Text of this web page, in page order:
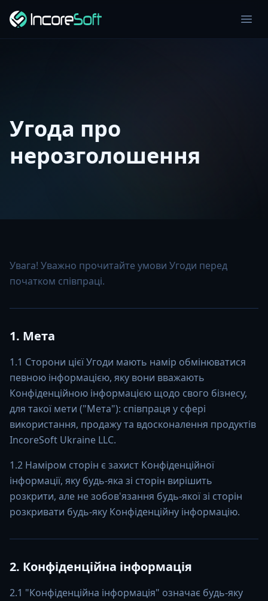
Угода про
нерозголошення
Увага! Уважно прочитайте умови Угоди перед
початком співпраці.
1. Мета
1.1 Сторони цієї Угоди мають намір обмінюватися
певною інформацією, яку вони вважають
Конфіденційною інформацією щодо свого бізнесу,
для такої мети ("Мета"): співпраця у сфері
використання, продажу та вдосконалення продуктів
IncoreSoft Ukraine LLC.
1.2 Наміром сторін є захист Конфіденційної
інформації, яку будь-яка зі сторін вирішить
розкрити, але не зобов'язання будь-якої зі сторін
розкривати будь-яку Конфіденційну інформацію.
2. Конфіденційна інформація
2.1 "Конфіденційна інформація" означає будь-яку